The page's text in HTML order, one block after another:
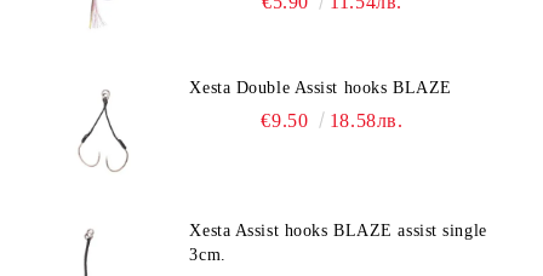
Xesta Double Assist hooks BLAZE
€9.50 18.58лв.
Xesta Assist hooks BLAZE assist single
3cm.